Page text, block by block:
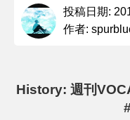
投稿日期:
作者:
History: 週刊